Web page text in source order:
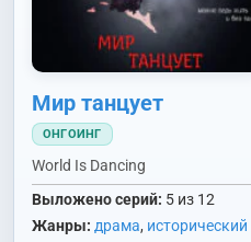
Мир танцует
ОНГОИНГ
World Is Dancing
Выложено серий: 5 из 12
Жанры: драма, исторический